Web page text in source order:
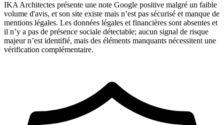
IKA Architectes présente une note Google positive malgré un faible
volume d'avis, et son site existe mais n’est pas sécurisé et manque de
mentions légales. Les données légales et financières sont absentes et
il n’y a pas de présence sociale détectable; aucun signal de risque
majeur n’est identifié, mais des éléments manquants nécessitent une
vérification complémentaire.